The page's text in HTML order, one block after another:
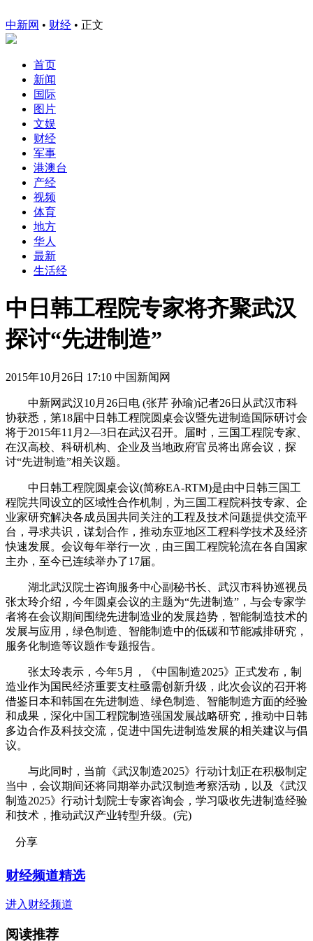
中新网 • 财经 • 正文
首页
新闻
国际
图片
文娱
财经
军事
港澳台
产经
视频
体育
地方
华人
最新
生活经
中日韩工程院专家将齐聚武汉
探讨“先进制造”
2015年10月26日 17:10 中国新闻网
中新网武汉10月26日电 (张芹 孙瑜)记者26日从武汉市科
协获悉，第18届中日韩工程院圆桌会议暨先进制造国际研讨会
将于2015年11月2—3日在武汉召开。届时，三国工程院专家、
在汉高校、科研机构、企业及当地政府官员将出席会议，探
讨“先进制造”相关议题。
中日韩工程院圆桌会议(简称EA-RTM)是由中日韩三国工
程院共同设立的区域性合作机制，为三国工程院科技专家、企
业家研究解决各成员国共同关注的工程及技术问题提供交流平
台，寻求共识，谋划合作，推动东亚地区工程科学技术及经济
快速发展。会议每年举行一次，由三国工程院轮流在各自国家
主办，至今已连续举办了17届。
湖北武汉院士咨询服务中心副秘书长、武汉市科协巡视员
张太玲介绍，今年圆桌会议的主题为“先进制造”，与会专家学
者将在会议期间围绕先进制造业的发展趋势，智能制造技术的
发展与应用，绿色制造、智能制造中的低碳和节能减排研究，
服务化制造等议题作专题报告。
张太玲表示，今年5月，《中国制造2025》正式发布，制
造业作为国民经济重要支柱亟需创新升级，此次会议的召开将
借鉴日本和韩国在先进制造、绿色制造、智能制造方面的经验
和成果，深化中国工程院制造强国发展战略研究，推动中日韩
多边合作及科技交流，促进中国先进制造发展的相关建议与倡
议。
与此同时，当前《武汉制造2025》行动计划正在积极制定
当中，会议期间还将同期举办武汉制造考察活动，以及《武汉
制造2025》行动计划院士专家咨询会，学习吸收先进制造经验
和技术，推动武汉产业转型升级。(完)
分享
财经频道精选
进入财经频道
阅读推荐